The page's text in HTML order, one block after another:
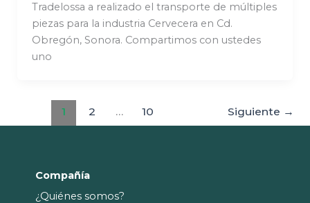
Tradelossa a realizado el transporte de múltiples
piezas para la industria Cervecera en Cd.
Obregón, Sonora. Compartimos con ustedes
uno
1 2 … 10 Siguiente →
Compañía
¿Quiénes somos?